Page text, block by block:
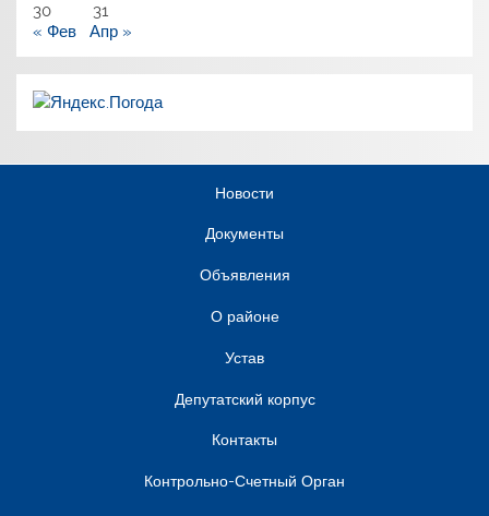
30
31
« Фев
Апр »
Новости
Документы
Объявления
О районе
Устав
Депутатский корпус
Контакты
Контрольно-Счетный Орган